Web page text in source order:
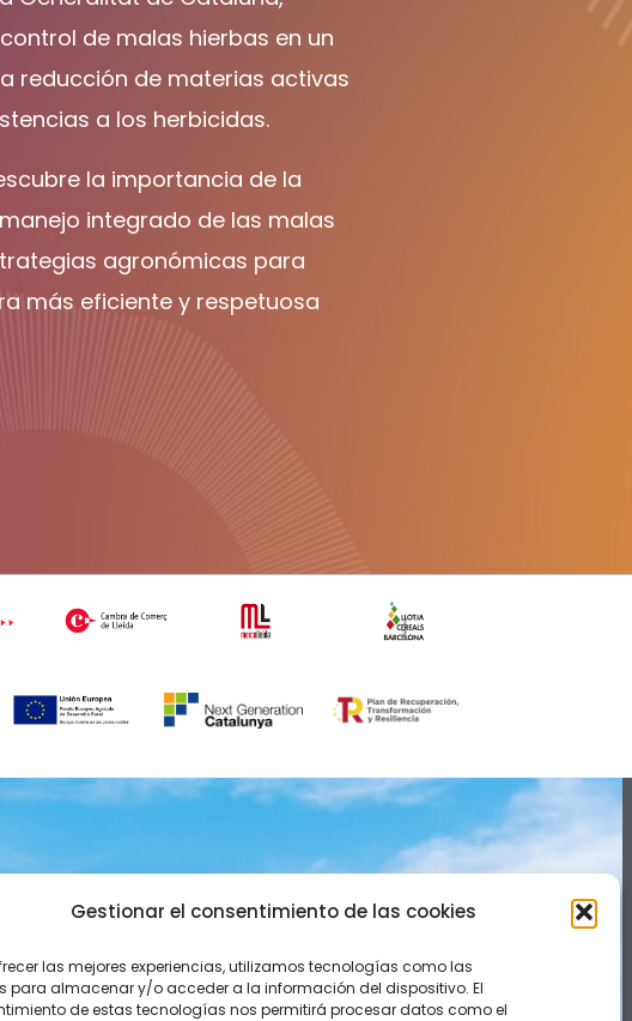
Gestionar el consentimiento de las cookies
las mejores experiencias, utilizamos tecnologías como las
para almacenar y/o acceder a la información del dispositivo. El
de estas tecnologías nos permitirá procesar datos como el
de malas hierbas en un
reducción de materias activas
a los herbicidas.
la importancia de la
integrado de las malas
agronómicas para
más eficiente y respetuosa
comunicacio@actel.es
CONOCE NOVACOOP